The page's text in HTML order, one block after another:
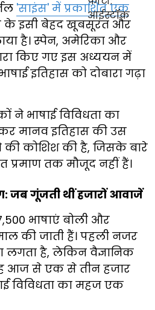
'साइंस' में प्रकाशित एक
के इसी बेहद खूबसूरत और
है। स्पेन, अमेरिका और
किए गए इस अध्ययन में
इतिहास को दोबारा गढ़ा
ने भाषाई विविधता का
मानव इतिहास की उस
की कोशिश की है, जिसके बारे
प्रमाण तक मौजूद नहीं हैं।
जब गूंजती थीं हजारों आवाजें
भाषाएं बोली और
की जाती हैं। पहली नजर
है, लेकिन वैज्ञानिक
आज से एक से तीन हजार
विविधता का महज एक